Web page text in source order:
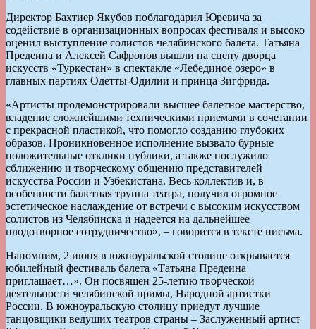
Директор Бахтиер Якубов поблагодарил Юревича за
содействие в организационных вопросах фестиваля и высоко
оценил выступление солистов челябинского балета. Татьяна
Предеина и Алексей Сафронов вышли на сцену дворца
искусств «Туркестан» в спектакле «Лебединое озеро» в
главных партиях Одетты-Одилии и принца Зигфрида.
«Артисты продемонстрировали высшее балетное мастерство,
владение сложнейшими техническими приемами в сочетании
с прекрасной пластикой, что помогло созданию глубоких
образов. Проникновенное исполнение вызвало бурные
положительные отклики публики, а также послужило
сближению и творческому общению представителей
искусства России и Узбекистана. Весь коллектив и, в
особенности балетная труппа театра, получил огромное
эстетическое наслаждение от встречи с высоким искусством
солистов из Челябинска и надеется на дальнейшее
плодотворное сотрудничество», – говорится в тексте письма.
Напомним, 2 июня в южноуральской столице открывается
юбилейный фестиваль балета «Татьяна Предеина
приглашает…». Он посвящен 25-летию творческой
деятельности челябинской примы, Народной артистки
России. В южноуральскую столицу приедут лучшие
танцовщики ведущих театров страны – Заслуженный артист